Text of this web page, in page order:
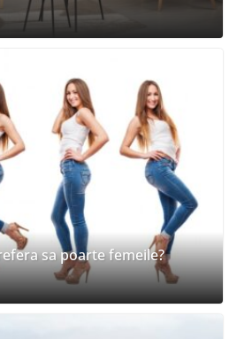
sa poarte femeile?